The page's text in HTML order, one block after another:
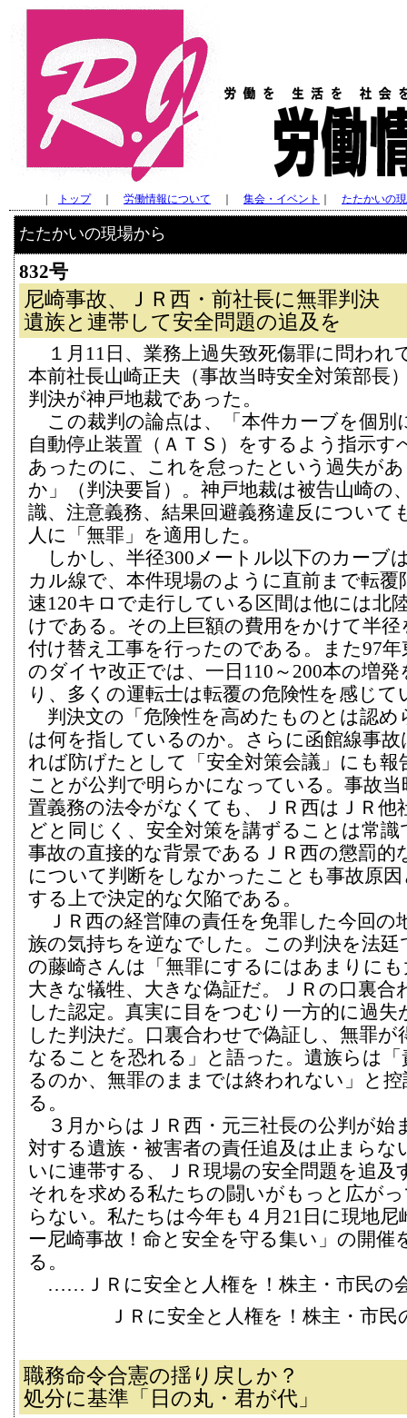
トップ｜ 労働情報について 集会・イベント たたかいの
たたかいの現場から
832号
尼崎事故、ＪＲ西・前社長に無罪判決
遺族と連帯して安全問題の追及を
１月11日、業務上過失致死傷罪に問われ
本前社長山崎正夫（事故当時安全対策部長
判決が神戸地裁であった。
この裁判の論点は、「本件カーブを個別
自動停止装置（ＡＴＳ）をするよう指示す
あったのに、これを怠ったという過失が
か」（判決要旨）。神戸地裁は被告山崎の
識、注意義務、結果回避義務違反について
人に「無罪」を適用した。
しかし、半径300メートル以下のカーブ
カル線で、本件現場のように直前まで転覆
速120キロで走行している区間は他には北
けである。その上巨額の費用をかけて半
付け替え工事を行ったのである。また97年
のダイヤ改正では、一日110～200本の増
り、多くの運転士は転覆の危険性を感じて
判決文の「危険性を高めたものとは認め
は何を指しているのか。さらに函館線事故
れば防げたとして「安全対策会議」にも報
ことが公判で明らかになっている。事故当
置義務の法令がなくても、ＪＲ西はＪＲ他
どと同じく、安全対策を講ずることは常
事故の直接的な背景であるＪＲ西の懲罰的
について判断をしなかったことも事故原
する上で決定的な欠陥である。
ＪＲ西の経営陣の責任を免罪した今回の
族の気持ちを逆なでした。この判決を法廷
の藤崎さんは「無罪にするにはあまりに
大きな犠牲、大きな偽証だ。ＪＲの口裏合
した認定。真実に目をつむり一方的に過失
した判決だ。口裏合わせで偽証し、無罪が
なることを恐れる」と語った。遺族らは「
るのか、無罪のままでは終われない」と
る。
３月からはＪＲ西・元三社長の公判が始
対する遺族・被害者の責任追及は止まらな
いに連帯する、ＪＲ現場の安全問題を追及
それを求める私たちの闘いがもっと広が
らない。私たちは今年も４月21日に現地
ー尼崎事故！命と安全を守る集い」の開催
る。
……ＪＲに安全と人権を！株主・市民の
ＪＲに安全と人権を！株主・市
職務命令合憲の揺り戻しか？
処分に基準「日の丸・君が代」